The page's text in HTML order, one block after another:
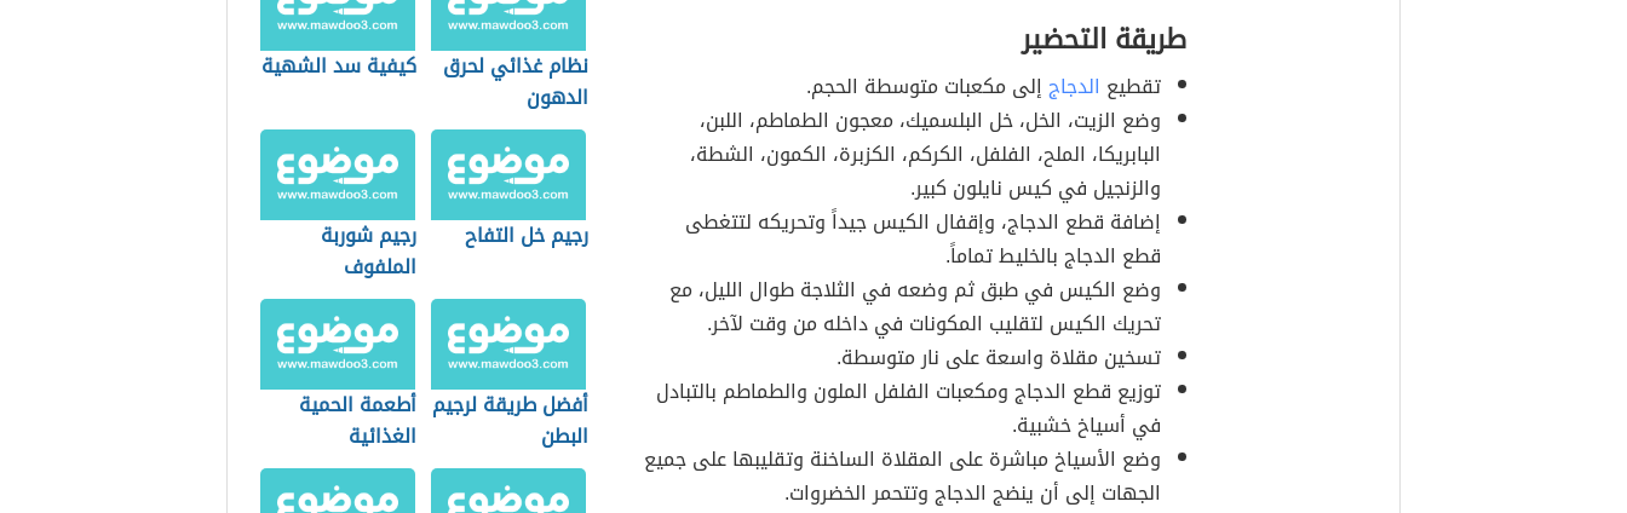
طريقة التحضير
تقطيع الدجاجإلى مكعبات متوسطة الحجم.
وضع الزيت، الخل، خل البلسميك، معجون الطماطم، اللبن،
البابريكا، الملح، الفلفل، الكركم، الكزبرة، الكمون، الشطة،
والزنجيل في كيس نايلون كبير.
إضافة قطع الدجاج، وإقفال الكيس جيداً وتحريكه لتتغطى
قطع الدجاج بالخليط تماماً.
وضع الكيس في طبق ثم وضعه في الثلاجة طوال الليل، مع
تحريك الكيس لتقليب المكونات في داخله من وقت لآخر.
تسخين مقلاة واسعة على نار متوسطة.
توزيع قطع الدجاج ومكعبات الفلفل الملون والطماطم بالتبادل
في أسياخ خشبية.
وضع الأسياخ مباشرة على المقلاة الساخنة وتقليبها على جميع
الجهات إلى أن ينضج الدجاج وتتحمر الخضروات.
نظام غذائي لحرق
الدهون
كيفية سد الشهية
رجيم خل التفاح
رجيم شوربة
الملفوف
أفضل طريقة لرجيم
البطن
أطعمة الحمية
الغذائية